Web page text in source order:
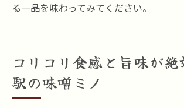
る一品を味わってみてください。
コリコリ食感と旨味が絶
駅の味噌ミノ